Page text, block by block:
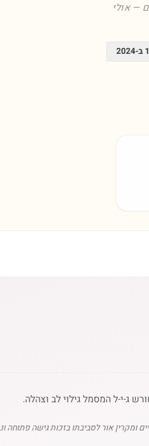
— אולי
ב-2024
ג-י-ל המסמל גילוי לב וצהלה.
אור לסביבתו בזכות גישה פתוחה